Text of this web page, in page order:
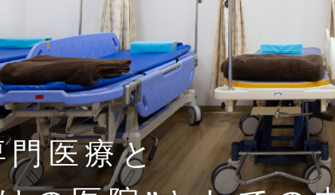
門医療と